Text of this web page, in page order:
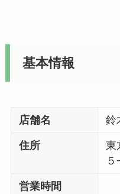
基本情報
店舗名 鈴
住所
東
５
営業時間